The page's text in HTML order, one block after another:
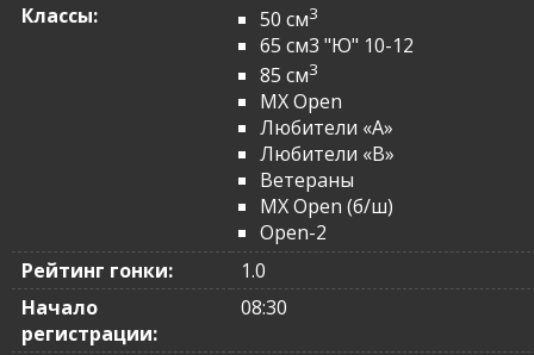
Классы:
50 см3
65 см3 "Ю" 10-12
85 см3
MX Open
Любители «A»
Любители «B»
Ветераны
MX Open (б/ш)
Open-2
Рейтинг гонки:
1.0
Начало
регистрации:
08:30